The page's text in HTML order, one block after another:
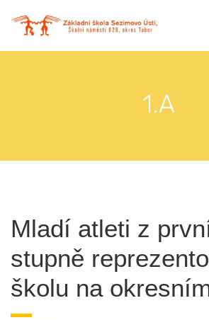
1.A
Mladí atleti z
stupně
školu na